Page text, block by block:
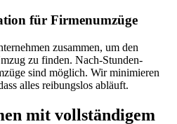
für Firmenumzüge
zusammen, um den
zu finden. Nach-Stunden-
sind möglich. Wir minimieren
alles reibungslos abläuft.
mit vollständigem